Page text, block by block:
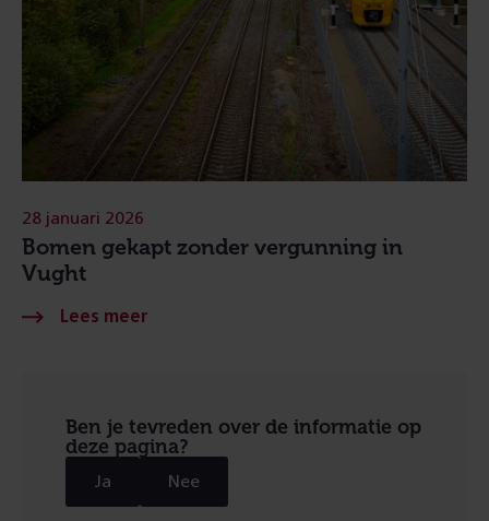
Bomen gekapt zonder vergunning in
Vught
28 januari 2026
Ben je tevreden over de informatie op
deze pagina?
Ja Nee